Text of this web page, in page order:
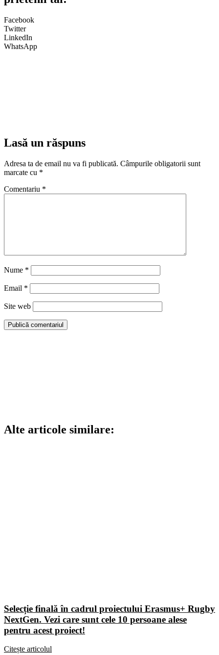
Facebook
Twitter
LinkedIn
WhatsApp
Lasă un răspuns
Adresa ta de email nu va fi publicată. Câmpurile obligatorii sunt
marcate cu *
Comentariu *
Nume *
Email *
Site web
Alte articole similare:
Selecție finală în cadrul proiectului Erasmus+ Rugby
NextGen. Vezi care sunt cele 10 persoane alese
pentru acest proiect!
Citește articolul